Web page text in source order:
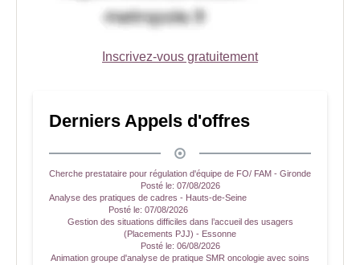
Inscrivez-vous gratuitement
Derniers Appels d'offres
Cherche prestataire pour régulation d'équipe de FO/ FAM - Gironde
Posté le: 07/08/2026
Analyse des pratiques de cadres - Hauts-de-Seine
Posté le: 07/08/2026
Gestion des situations difficiles dans l’accueil des usagers
(Placements PJJ) - Essonne
Posté le: 06/08/2026
Animation groupe d'analyse de pratique SMR oncologie avec soins